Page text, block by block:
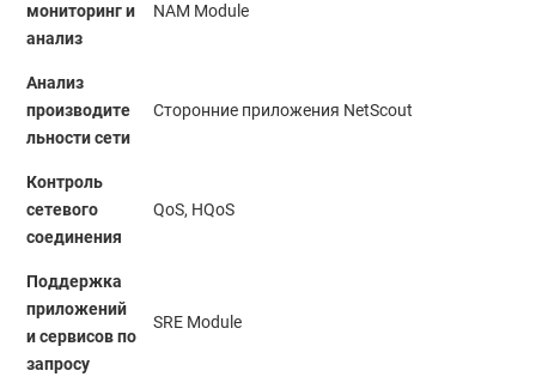
мониторинг и
анализ
NAM Module
Анализ
производите
льности сети
Сторонние приложения NetScout
Контроль
сетевого
соединения
QoS, HQoS
Поддержка
приложений
и сервисов по
запросу
SRE Module